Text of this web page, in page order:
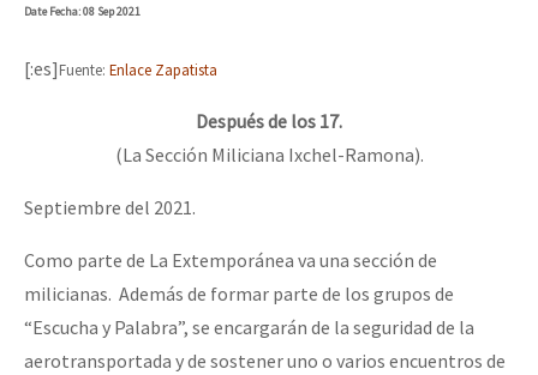
DateFecha: 08 Sep 2021
[:es]Fuente: Enlace Zapatista
Después de los 17.
(La Sección Miliciana Ixchel-Ramona).
Septiembre del 2021.
Como parte de La Extemporánea va una sección de
milicianas. Además de formar parte de los grupos de
“Escucha y Palabra”, se encargarán de la seguridad de la
aerotransportada y de sostener uno o varios encuentros de